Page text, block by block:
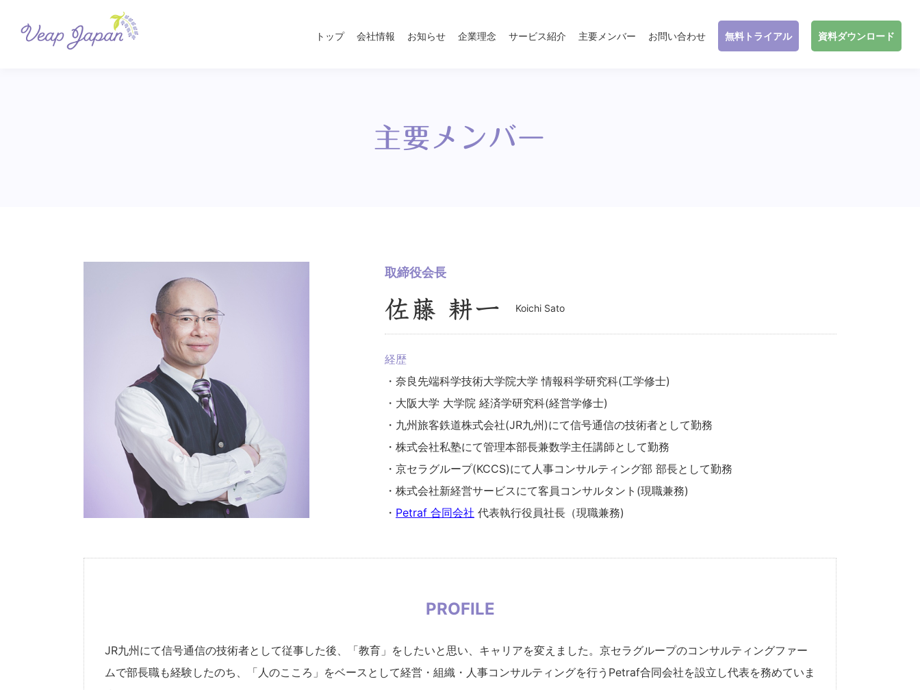
トップ 会社情報 お知らせ 企業理念 サービス紹介 主要メンバー お問い合わせ 無料トライアル 資料ダウンロード
主要メンバー
取締役会長
佐藤 耕一 Koichi Sato
経歴
・奈良先端科学技術大学院大学 情報科学研究科(工学修士)
・大阪大学 大学院 経済学研究科(経営学修士)
・九州旅客鉄道株式会社(JR九州)にて信号通信の技術者として勤務
・株式会社私塾にて管理本部長兼数学主任講師として勤務
・京セラグループ(KCCS)にて人事コンサルティング部 部長として勤務
・株式会社新経営サービスにて客員コンサルタント(現職兼務)
・ Petraf 合同会社 代表執行役員社長（現職兼務)
PROFILE
JR九州にて信号通信の技術者として従事した後、「教育」をしたいと思い、キャリアを変えました。京セラグループのコンサルティングファー
ムで部長職も経験したのち、「人のこころ」をベースとして経営・組織・人事コンサルティングを行うPetraf合同会社を設立し代表を務めていま